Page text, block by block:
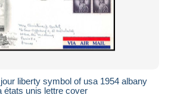
liberty symbol of usa 1954 albany
états unis lettre cover